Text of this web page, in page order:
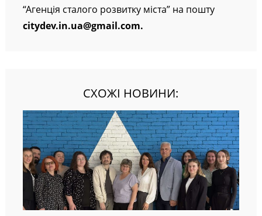
“Агенція сталого розвитку міста”на пошту
citydev.in.ua@gmail.com.
СХОЖІ НОВИНИ: